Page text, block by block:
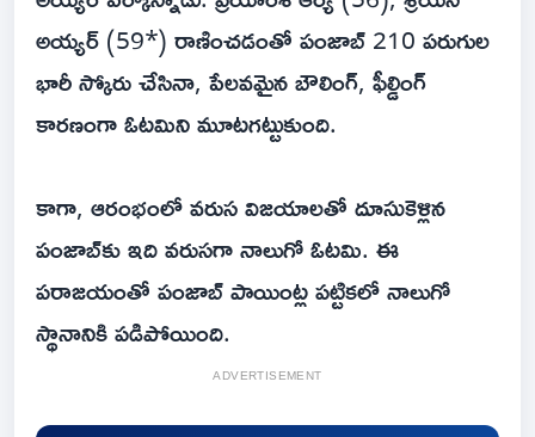
అయ్యర్ (59*) రాణించడంతో పంజాబ్ 210 పరుగుల
భారీ స్కోరు చేసినా, పేలవమైన బౌలింగ్, ఫీల్డింగ్
కారణంగా ఓటమిని మూటగట్టుకుంది.
కాగా, ఆరంభంలో వరుస విజయాలతో దూసుకెళ్లిన
పంజాబ్‌కు ఇది వరుసగా నాలుగో ఓటమి. ఈ
పరాజయంతో పంజాబ్ పాయింట్ల పట్టికలో నాలుగో
స్థానానికి పడిపోయింది.
ADVERTISEMENT